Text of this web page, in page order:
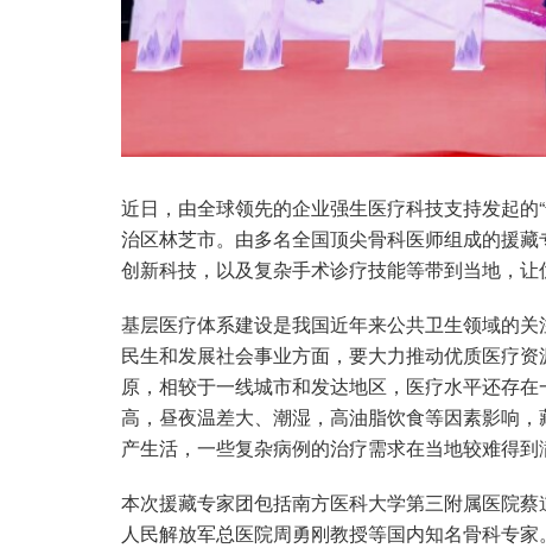
近日，由全球领先的企业强生医疗科技支持发起
治区林芝市。由多名全国顶尖骨科医师组成的援
创新科技，以及复杂手术诊疗技能等带到当地，让
基层医疗体系建设是我国近年来公共卫生领域的
民生和发展社会事业方面，要大力推动优质医疗
原，相较于一线城市和发达地区，医疗水平还存
高，昼夜温差大、潮湿，高油脂饮食等因素影响
产生活，一些复杂病例的治疗需求在当地较难得到
本次援藏专家团包括南方医科大学第三附属医院
人民解放军总医院周勇刚教授等国内知名骨科专